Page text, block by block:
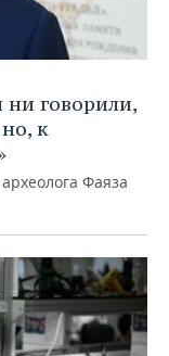
говорили,
к
Фаяза